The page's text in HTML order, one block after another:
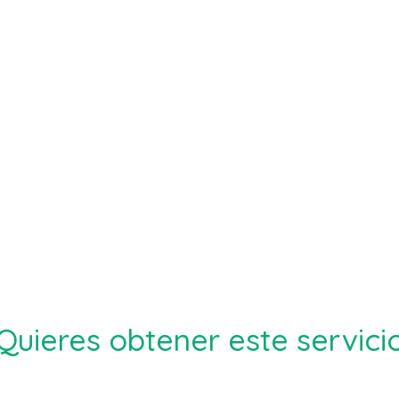
obtener este